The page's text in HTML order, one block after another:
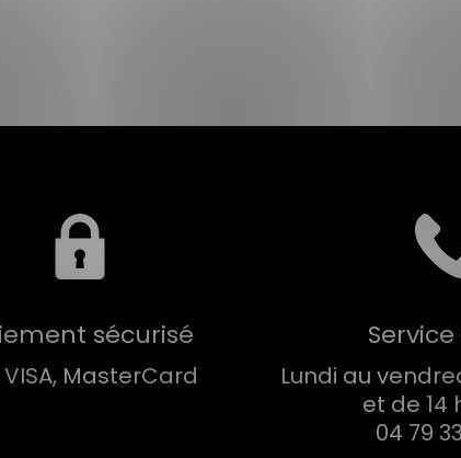
sécurisé
VISA, MasterCard
Lundi au
et de 14
04 79